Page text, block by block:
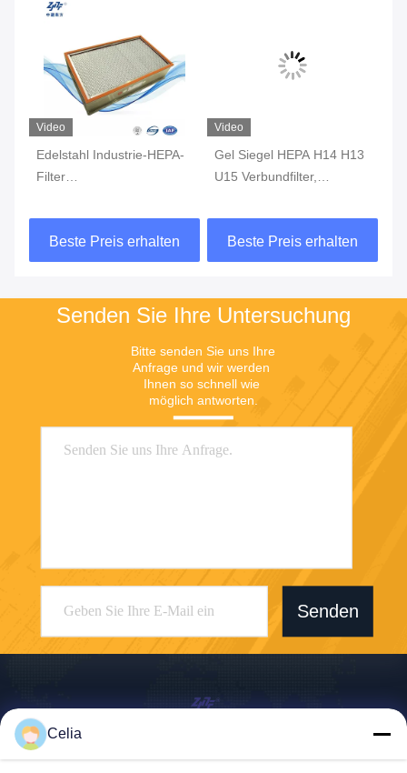
Video
Edelstahl Industrie-HEPA-
Filter
für HVAC
Beste Preis erhalten
Video
Gel Siegel HEPA H14 H13
U15 Verbundfilter,
Drahtnetz Ölnebel HEPA
Panel Filter
Beste Preis erhalten
Senden Sie Ihre Untersuchung
Bitte senden Sie uns Ihre
Anfrage und wir werden
Ihnen so schnell wie
möglich antworten.
Senden
Shenzhen Zhong Jian South Environment
Celia